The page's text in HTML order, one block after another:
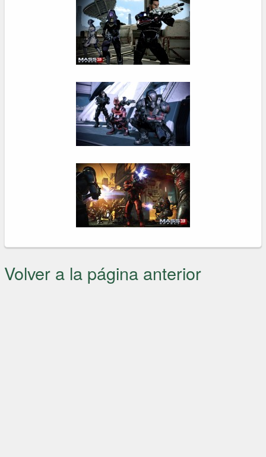
Volver a la página anterior